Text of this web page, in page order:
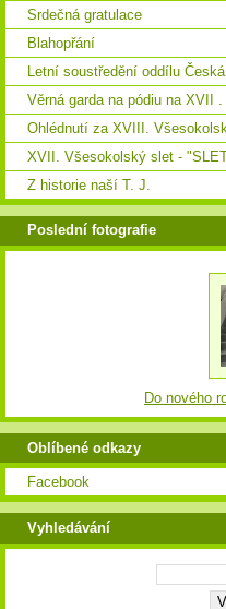
Srdečná gratulace
Blahopřání
Letní soustředění oddílu
Věrná garda na pódiu na XVII
Ohlédnutí za XVIII.
XVII. Všesokolský slet -
Z historie naší T. J.
Poslední fotografie
Do nového
Oblíbené odkazy
Facebook
Vyhledávání